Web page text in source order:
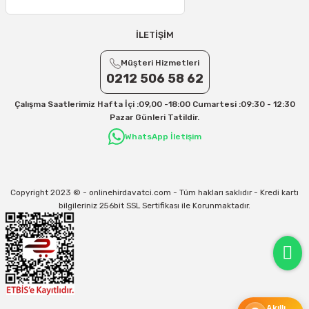
Kargo ve teslimat süreçleriyle ilgili tüm sorularınız için bizimle iletişime
31/12/2026 Tarihine Kadar Geçerlidir
Kargo İle İlgili sorunlarınız içininfo@onlinehirdavatci.com
İLETİŞİM
Müşteri Hizmetleri
0212 506 58 62
Çalışma Saatlerimiz Hafta İçi :09,00 -18:00 Cumartesi :09:30 - 12:30
Pazar Günleri Tatildir.
WhatsApp İletişim
Copyright 2023 © - onlinehirdavatci.com - Tüm hakları saklıdır - Kredi kartı
bilgileriniz 256bit SSL Sertifikası ile Korunmaktadır.